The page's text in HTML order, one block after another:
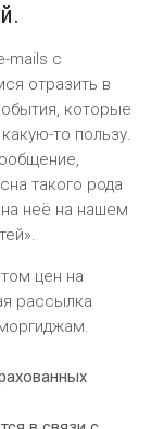
mails с
отразить в
которые
то пользу.
такого рода
неё на нашем
цен на
рассылка